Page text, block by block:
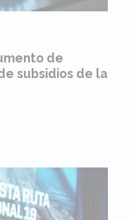
de
subsidios de la